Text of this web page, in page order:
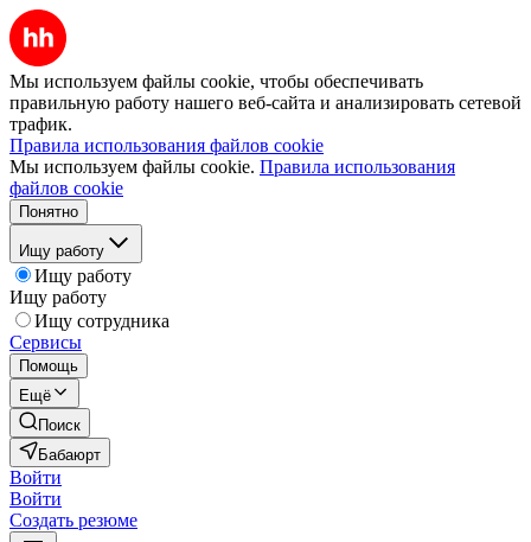
Мы используем файлы cookie, чтобы обеспечивать
правильную работу нашего веб-сайта и анализировать сетевой
трафик.
Правила использования файлов cookie
Мы используем файлы cookie. Правила использования
файлов cookie
Понятно
Ищу работу
Ищу работу
Ищу работу
Ищу сотрудника
Сервисы
Помощь
Ещё
Поиск
Бабаюрт
Войти
Войти
Создать резюме